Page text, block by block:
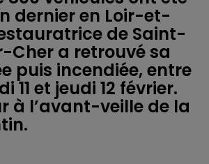
dernier en Loir-et-
de Saint-
a retrouvé sa
puis incendiée, entre
11 et jeudi 12 février.
à l’avant-veille de la